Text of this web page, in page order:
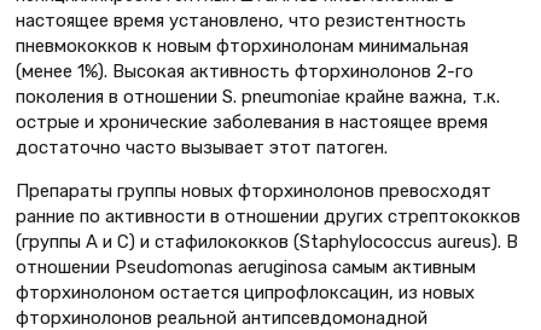
настоящее время установлено, что резистентность
пневмококков к новым фторхинолонам минимальная
(менее 1%). Высокая активность фторхинолонов 2-го
поколения в отношении S. pneumoniae крайне важна, т.к.
острые и хронические заболевания в настоящее время
достаточно часто вызывает этот патоген.
Препараты группы новых фторхинолонов превосходят
ранние по активности в отношении других стрептококков
(группы А и С) и стафилококков (Staphylococcus aureus). В
отношении Pseudomonas aeruginosa самым активным
фторхинолоном остается ципрофлоксацин, из новых
фторхинолонов реальной антипсевдомонадной